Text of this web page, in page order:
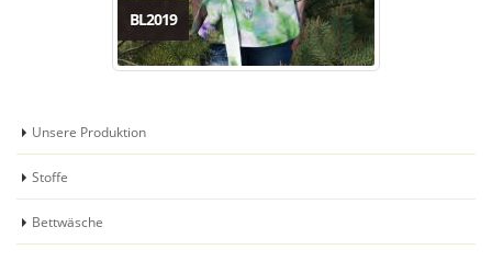
BL2019
Unsere Produktion
Stoffe
Bettwäsche